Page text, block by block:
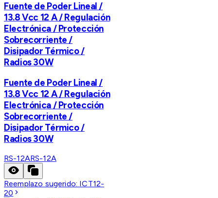
Fuente de Poder Lineal /
13.8 Vcc 12 A / Regulación
Electrónica / Protección
Sobrecorriente /
Disipador Térmico /
Radios 30W
Fuente de Poder Lineal /
13.8 Vcc 12 A / Regulación
Electrónica / Protección
Sobrecorriente /
Disipador Térmico /
Radios 30W
RS-12ARS-12A
Reemplazo sugerido: ICT12-
20